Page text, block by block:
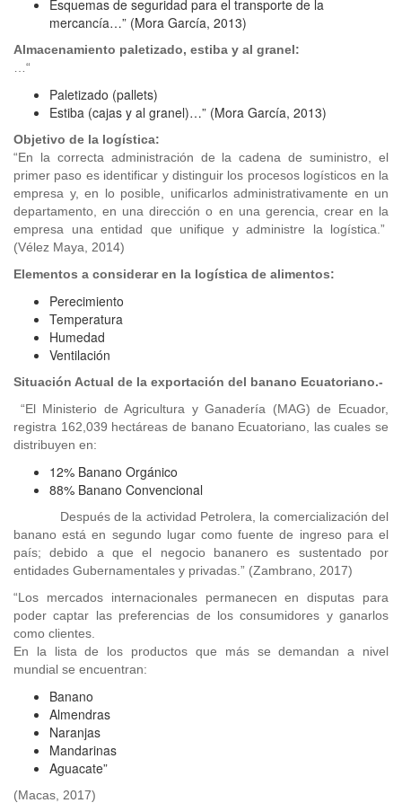
Esquemas de seguridad para el transporte de la
mercancía…” (Mora García, 2013)
Almacenamiento paletizado, estiba y al granel:
…“
Paletizado (pallets)
Estiba (cajas y al granel)…” (Mora García, 2013)
Objetivo de la logística:
“En la correcta administración de la cadena de suministro, el
primer paso es identificar y distinguir los procesos logísticos en la
empresa y, en lo posible, unificarlos administrativamente en un
departamento, en una dirección o en una gerencia, crear en la
empresa una entidad que unifique y administre la logística.”
(Vélez Maya, 2014)
Elementos a considerar en la logística de alimentos:
Perecimiento
Temperatura
Humedad
Ventilación
Situación Actual de la exportación del banano Ecuatoriano.-
“El Ministerio de Agricultura y Ganadería (MAG) de Ecuador,
registra 162,039 hectáreas de banano Ecuatoriano, las cuales se
distribuyen en:
12% Banano Orgánico
88% Banano Convencional
Después de la actividad Petrolera, la comercialización del
banano está en segundo lugar como fuente de ingreso para el
país; debido a que el negocio bananero es sustentado por
entidades Gubernamentales y privadas.” (Zambrano, 2017)
“Los mercados internacionales permanecen en disputas para
poder captar las preferencias de los consumidores y ganarlos
como clientes.
En la lista de los productos que más se demandan a nivel
mundial se encuentran:
Banano
Almendras
Naranjas
Mandarinas
Aguacate”
(Macas, 2017)